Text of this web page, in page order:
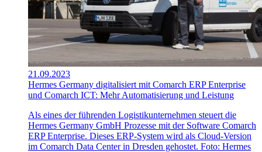
21.09.2023
Hermes Germany digitalisiert mit Comarch ERP Enterprise
und Comarch ICT: Mehr Automatisierung und Leistung
Als eines der führenden Logistikunternehmen steuert die
Hermes Germany GmbH Prozesse mit der Software Comarch
ERP Enterprise. Dieses ERP-System wird als Cloud-Version
im Comarch Data Center in Dresden gehostet. Foto: Hermes